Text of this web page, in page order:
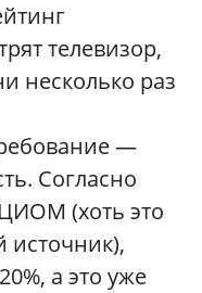
телевизор,
несколько раз
—
Согласно
(хоть это
а это уже